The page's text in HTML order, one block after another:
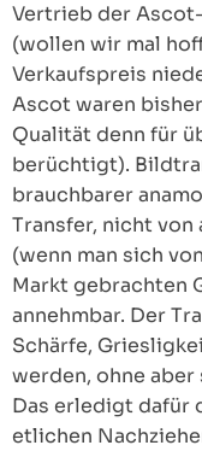
Vertrieb der
(wollen wir mal
Verkaufspreis
Ascot waren
Qualität denn für
berüchtigt).
brauchbarer
Transfer, nicht
(wenn man sich
Markt gebrachten
annehmbar. Der
Schärfe,
werden, ohne
Das erledigt dafür
etlichen